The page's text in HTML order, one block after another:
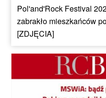
Pol'and'Rock Festival
zabrakło mieszkańców
[ZDJĘCIA]